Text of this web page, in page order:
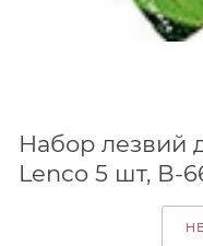
Набор лезвий
Lenco 5 шт, В-